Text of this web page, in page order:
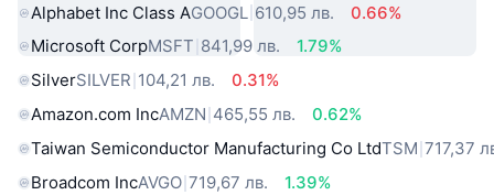
Alphabet Inc Class AGOOGL 610,95 лв.
0.66%
Microsoft CorpMSFT 841,99 лв.
1.79%
SilverSILVER 104,21 лв.
0.31%
Amazon.com IncAMZN 465,55 лв.
0.62%
Taiwan Semiconductor Manufacturing Co LtdTSM 717,37
Broadcom IncAVGO 719,67 лв.
1.39%